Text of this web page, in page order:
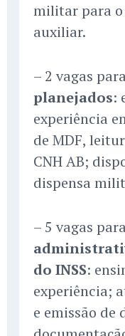
militar para o
auxiliar.
– 2 vagas para
planejados:
experiência
de MDF,
CNH AB;
dispensa
– 5 vagas para
do INSS:
experiência;
e emissão de